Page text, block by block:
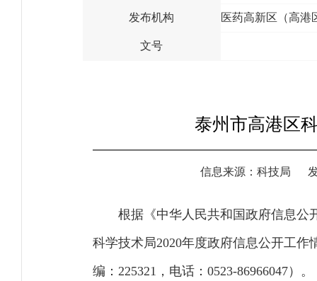
发布机构 医药高新区（高港
文号
泰州市高港区
信息来源：科技局
根据《中华人民共和国政府信息公
科学技术局2020年度政府信息公开工
编：225321，电话：0523-86966047）。